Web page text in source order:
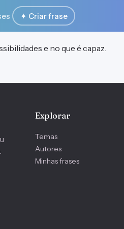
✦ Criar frase
e no que é capaz.
Explorar
Temas
Autores
Minhas frases